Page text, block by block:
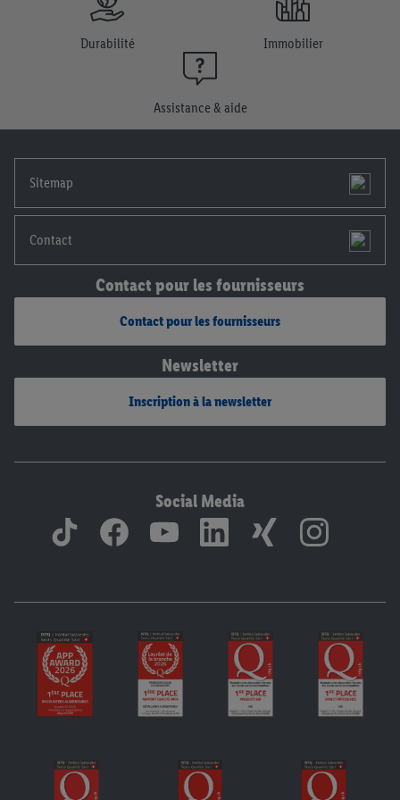
Durabilité Immobilier
Assistance & aide
Sitemap
Contact
Contact pour les fournisseurs
Contact pour les fournisseurs
Newsletter
Inscription à la newsletter
Social Media
conservation des données et sur ton droit de révoquer ton
consentement à tout moment avec effet pour l’avenir, dans
déclaration de confidentialité